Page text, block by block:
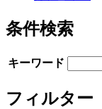
条件検索
キーワード
フィルター